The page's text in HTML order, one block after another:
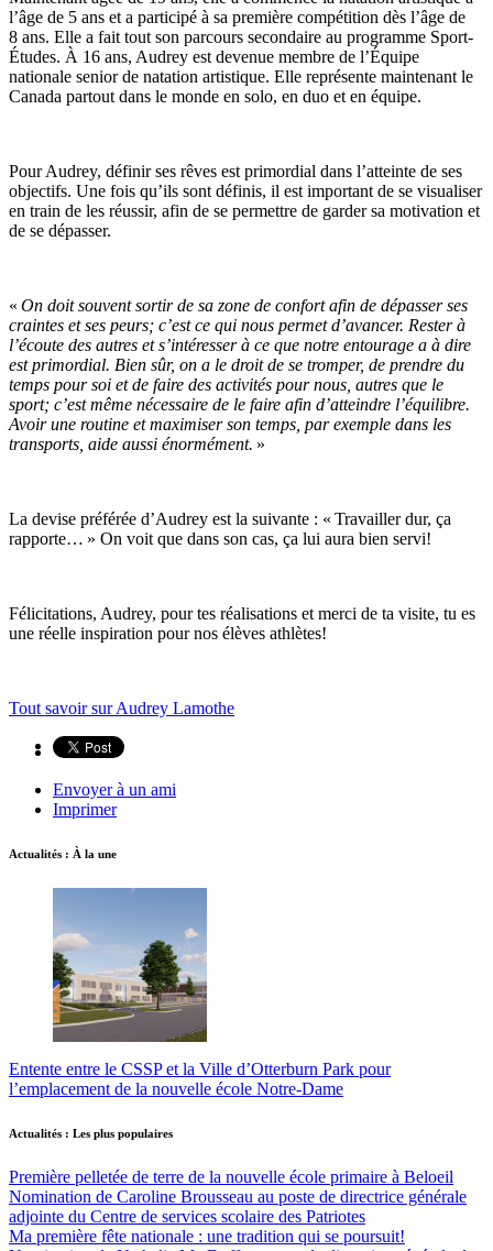
l’âge de 5 ans et a participé à sa première compétition dès l’âge de
8 ans. Elle a fait tout son parcours secondaire au programme Sport-
Études. À 16 ans, Audrey est devenue membre de l’Équipe
nationale senior de natation artistique. Elle représente maintenant le
Canada partout dans le monde en solo, en duo et en équipe.
Pour Audrey, définir ses rêves est primordial dans l’atteinte de ses
objectifs. Une fois qu’ils sont définis, il est important de se visualiser
en train de les réussir, afin de se permettre de garder sa motivation et
de se dépasser.
« On doit souvent sortir de sa zone de confort afin de dépasser ses
craintes et ses peurs; c’est ce qui nous permet d’avancer. Rester à
l’écoute des autres et s’intéresser à ce que notre entourage a à dire
est primordial. Bien sûr, on a le droit de se tromper, de prendre du
temps pour soi et de faire des activités pour nous, autres que le
sport; c’est même nécessaire de le faire afin d’atteindre l’équilibre.
Avoir une routine et maximiser son temps, par exemple dans les
transports, aide aussi énormément. »
La devise préférée d’Audrey est la suivante : « Travailler dur, ça
rapporte… » On voit que dans son cas, ça lui aura bien servi!
Félicitations, Audrey, pour tes réalisations et merci de ta visite, tu es
une réelle inspiration pour nos élèves athlètes!
Tout savoir sur Audrey Lamothe
Envoyer à un ami
Imprimer
Actualités : À la une
Entente entre le CSSP et la Ville d’Otterburn Park pour
l’emplacement de la nouvelle école Notre-Dame
Actualités : Les plus populaires
Première pelletée de terre de la nouvelle école primaire à Beloeil
Nomination de Caroline Brousseau au poste de directrice générale
adjointe du Centre de services scolaire des Patriotes
Ma première fête nationale : une tradition qui se poursuit!